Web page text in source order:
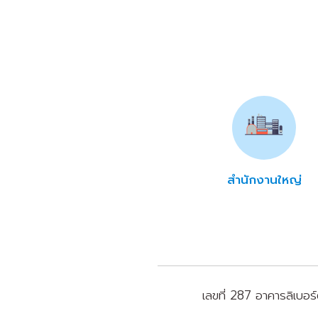
สำนักงานใหญ่
เลขที่ 287 อาคารลิเบ